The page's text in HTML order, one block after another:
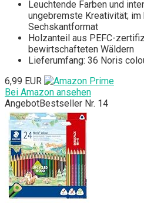
Leuchtende Farben und
ungebremste Kreativität;
Sechskantformat
Holzanteil aus PEFC-
bewirtschafteten Wäldern
Lieferumfang: 36 Noris
6,99 EUR
Bei Amazon ansehen
AngebotBestseller Nr. 14